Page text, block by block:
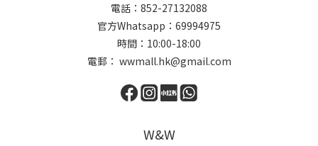
電話：852-27132088
官方Whatsapp：69994975
時間：10:00-18:00
電郵： wwmall.hk@gmail.com
W&W